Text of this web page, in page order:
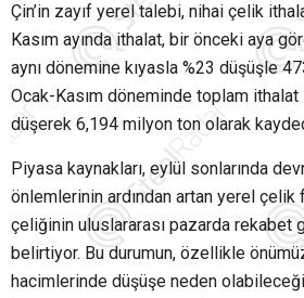
Çin’in zayıf yerel talebi, nihai çelik
Kasım ayında ithalat, bir önceki aya
aynı dönemine kıyasla %23 düşüşle
Ocak-Kasım döneminde toplam ithalat
düşerek 6,194 milyon ton olarak
Piyasa kaynakları, eylül sonlarında
önlemlerinin ardından artan yerel çelik
çeliğinin uluslararası pazarda rekabet
belirtiyor. Bu durumun, özellikle
hacimlerinde düşüşe neden